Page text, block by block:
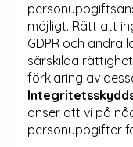
möjligt. Rätt att
GDPR och andra
särskilda
förklaring av
anser att vi på
personuppgifter